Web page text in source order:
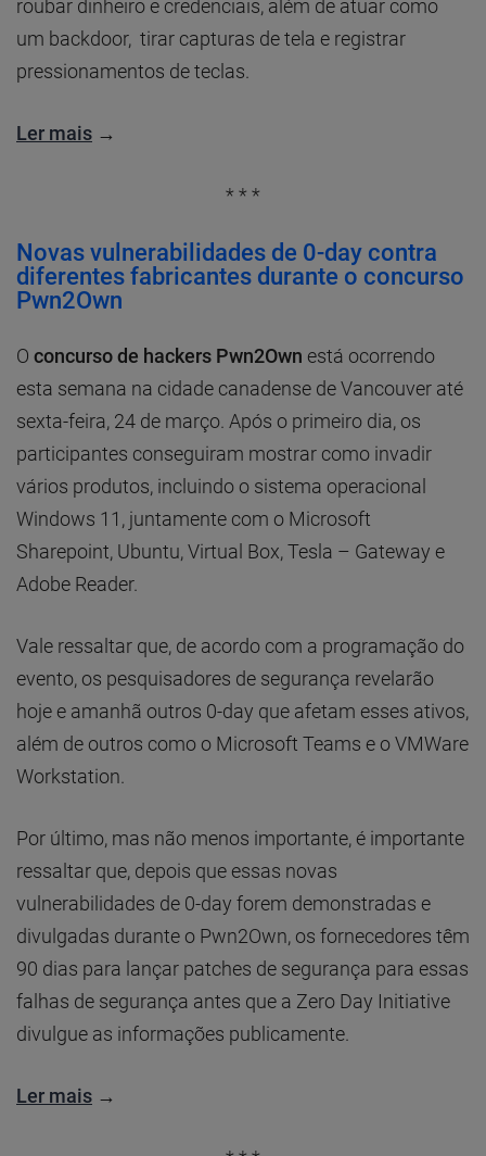
roubar dinheiro e credenciais, além de atuar como
um backdoor, tirar capturas de tela e registrar
pressionamentos de teclas.
Ler mais →
* * *
Novas vulnerabilidades de 0-day contra
diferentes fabricantes durante o concurso
Pwn2Own
O concurso de hackers Pwn2Own está ocorrendo
esta semana na cidade canadense de Vancouver até
sexta-feira, 24 de março. Após o primeiro dia, os
participantes conseguiram mostrar como invadir
vários produtos, incluindo o sistema operacional
Windows 11, juntamente com o Microsoft
Sharepoint, Ubuntu, Virtual Box, Tesla – Gateway e
Adobe Reader.
Vale ressaltar que, de acordo com a programação do
evento, os pesquisadores de segurança revelarão
hoje e amanhã outros 0-day que afetam esses ativos,
além de outros como o Microsoft Teams e o VMWare
Workstation.
Por último, mas não menos importante, é importante
ressaltar que, depois que essas novas
vulnerabilidades de 0-day forem demonstradas e
divulgadas durante o Pwn2Own, os fornecedores têm
90 dias para lançar patches de segurança para essas
falhas de segurança antes que a Zero Day Initiative
divulgue as informações publicamente.
Ler mais →